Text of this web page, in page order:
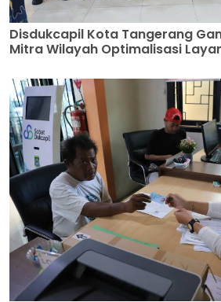
Disdukcapil Kota Tangerang
Mitra Wilayah Optimalisasi